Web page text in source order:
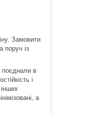
Замовити
поруч із
поєднали в
і
а